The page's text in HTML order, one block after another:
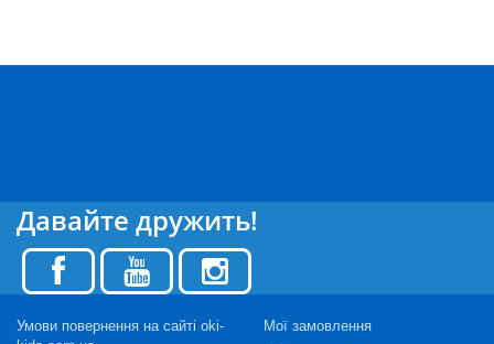
Давайте дружить!
Умови повернення на сайті oki-
Мої замовлення